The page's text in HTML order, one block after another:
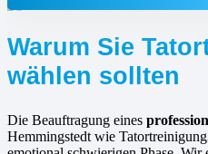
Warum Sie
wählen sollten
Die Beauftragung eines
Hemmingstedt wie